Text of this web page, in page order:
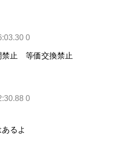
0
止 等価交換禁止
0
るよ